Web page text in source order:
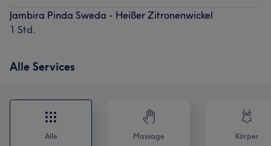
Jambira Pinda Sweda - Heißer Zitronenwickel
1 Std.
Alle Services
Alle Massage Körper